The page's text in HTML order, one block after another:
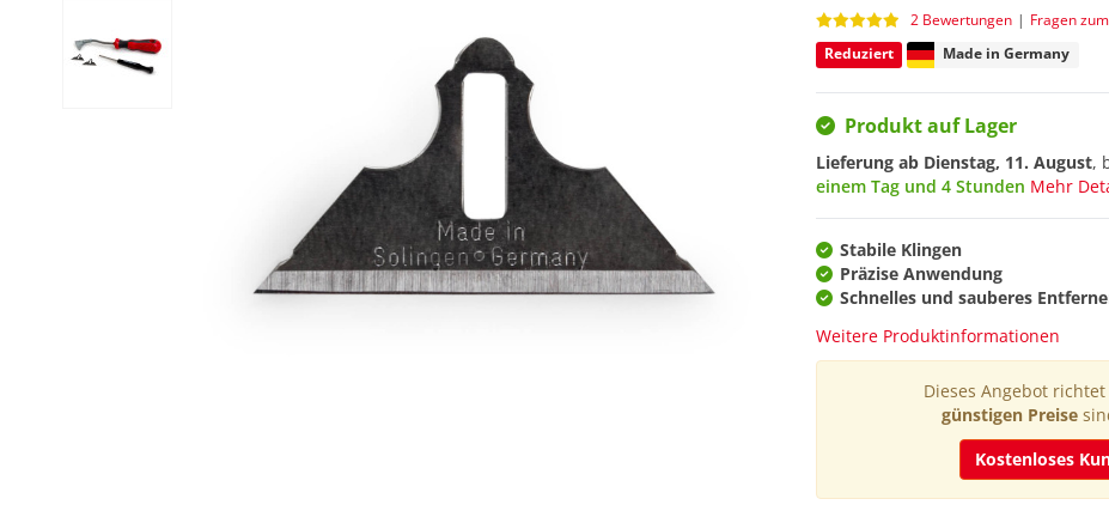
2 Bewertungen | Fragen
Reduziert
Made in Germany
Produkt auf Lager
Lieferung ab Dienstag, 11. August,
einem Tag und 4 Stunden Mehr
Stabile Klingen
Präzise Anwendung
Schnelles und sauberes
Weitere Produktinformationen
Dieses Angebot
günstigen Preise
Kostenloses